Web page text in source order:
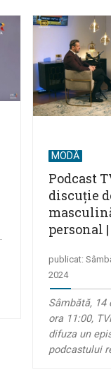
MODĂ
Podcast
discuție
personal |
publicat:
2024
Sâmbătă, 14
ora 11:00,
difuza un
podcastului